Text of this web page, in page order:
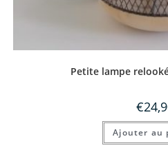
Petite lampe
€
Ajouter au